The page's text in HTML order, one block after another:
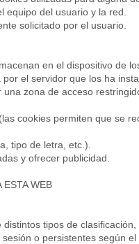
equipo del usuario y la red.
solicitado por el usuario.
en el dispositivo de
el servidor que los ha
zona de acceso
cookies permiten que se
tipo de letra, etc.).
y ofrecer publicidad.
ESTA WEB
tipos de
o persistentes según